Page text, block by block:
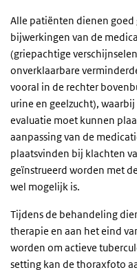
Alle patiënten dienen goed
bijwerkingen van de
(griepachtige
onverklaarbare
vooral in de rechter
urine en geelzucht),
evaluatie moet kunnen
aanpassing van de
plaatsvinden bij klachten
geïnstrueerd worden met
wel mogelijk is.
Tijdens de behandeling
therapie en aan het eind
worden om actieve
setting kan de thoraxfoto